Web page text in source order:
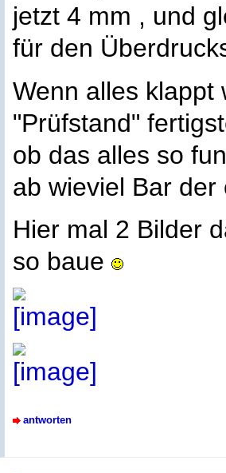
jetzt 4 mm , und
für den
Wenn alles klappt
"Prüfstand"
ob das alles so
ab wieviel Bar
Hier mal 2 Bilder
so baue
antworten